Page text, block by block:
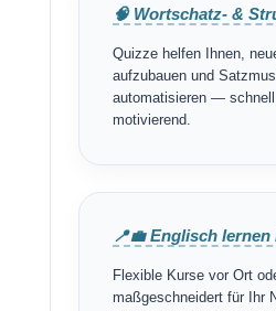
🧠 Wortschatz- &
Quizze helfen Ihnen,
aufzubauen und
automatisieren —
motivierend.
📍💼 Englisch
Flexible Kurse vor Ort
maßgeschneidert für Ihr